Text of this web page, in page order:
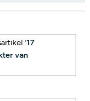
'17
van